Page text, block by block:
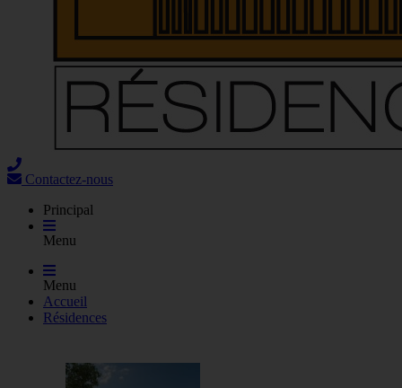
Contactez-nous
Principal
Menu
Menu
Accueil
Résidences